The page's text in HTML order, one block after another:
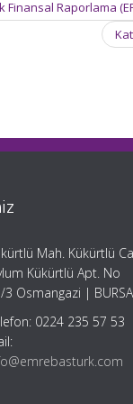
Raporlama
Mah. Kükürtlü
Kükürtlü Apt. No
3 Osmangazi | BURSA
0224 235 57 53